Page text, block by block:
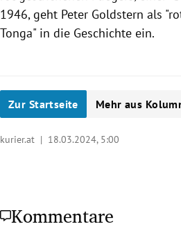
1946, geht Peter Goldstern als
Tonga" in die Geschichte ein.
Zur Startseite Mehr aus
kurier.at | 18.03.2024, 5:00
Kommentare